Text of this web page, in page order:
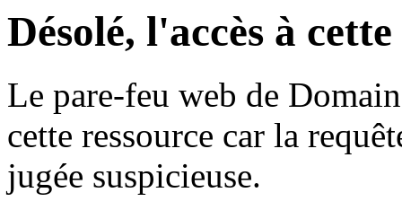
Désolé, l'accès à
Le pare-feu web de
cette ressource car la
jugée suspicieuse.